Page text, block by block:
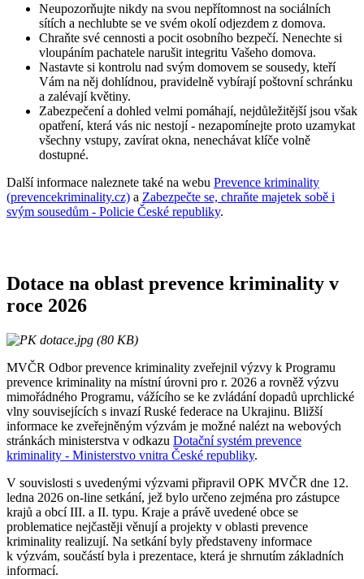
Neupozorňujte nikdy na svou nepřítomnost na sociálních
sítích a nechlubte se ve svém okolí odjezdem z domova.
Chraňte své cennosti a pocit osobního bezpečí. Nenechte si
vloupáním pachatele narušit integritu Vašeho domova.
Nastavte si kontrolu nad svým domovem se sousedy, kteří
Vám na něj dohlídnou, pravidelně vybírají poštovní schránku
a zalévají květiny.
Zabezpečení a dohled velmi pomáhají, nejdůležitější jsou však
opatření, která vás nic nestojí - nezapomínejte proto uzamykat
všechny vstupy, zavírat okna, nenechávat klíče volně
dostupné.
Další informace naleznete také na webu Prevence kriminality
(prevencekriminality.cz) a Zabezpečte se, chraňte majetek sobě i
svým sousedům - Policie České republiky.
Dotace na oblast prevence kriminality v
roce 2026
MVČR Odbor prevence kriminality zveřejnil výzvy k Programu
prevence kriminality na místní úrovni pro r. 2026 a rovněž výzvu
mimořádného Programu, vážícího se ke zvládání dopadů uprchlické
vlny souvisejících s invazí Ruské federace na Ukrajinu. Bližší
informace ke zveřejněným výzvám je možné nalézt na webových
stránkách ministerstva v odkazu Dotační systém prevence
kriminality - Ministerstvo vnitra České republiky.
V souvislosti s uvedenými výzvami připravil OPK MVČR dne 12.
ledna 2026 on-line setkání, jež bylo určeno zejména pro zástupce
krajů a obcí III. a II. typu. Kraje a právě uvedené obce se
problematice nejčastěji věnují a projekty v oblasti prevence
kriminality realizují. Na setkání byly představeny informace
k výzvám, součástí byla i prezentace, která je shrnutím základních
informací.